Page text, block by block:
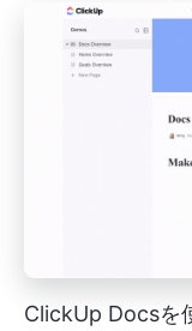
ClickUp Docsを